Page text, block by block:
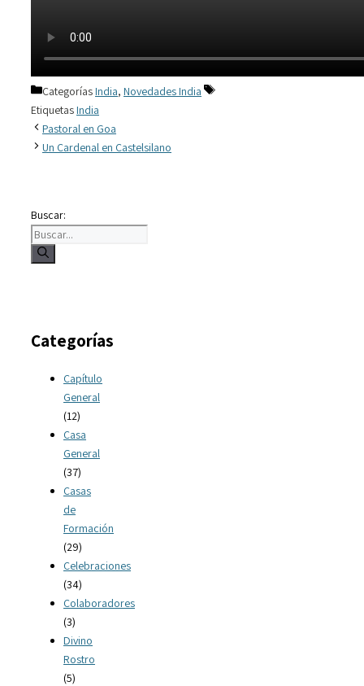
CategoríasIndia, Novedades India
EtiquetasIndia
Pastoral en Goa
Un Cardenal en Castelsilano
Buscar:
Categorías
Capítulo
General
(12)
Casa
General
(37)
Casas
de
Formación
(29)
Celebraciones
(34)
Colaboradores
(3)
Divino
Rostro
(5)